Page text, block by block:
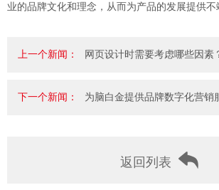
业的品牌文化和理念，从而为产品的发展提供不
上一个新闻： 网页设计时需要考虑哪些因素
下一个新闻： 为脑白金提供品牌数字化营销
返回列表